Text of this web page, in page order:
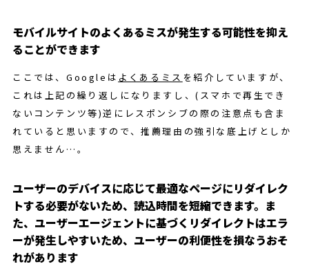
モバイルサイトのよくあるミスが発生する可能性を抑え
ることができます
ここでは、Googleは よくあるミス を紹介していますが、
これは上記の繰り返しになりますし、(スマホで再生でき
ないコンテンツ等)逆にレスポンシブの際の注意点も含ま
れていると思いますので、推薦理由の強引な底上げとしか
思えません…。
ユーザーのデバイスに応じて最適なページにリダイレク
トする必要がないため、読込時間を短縮できます。ま
た、ユーザーエージェントに基づくリダイレクトはエラ
ーが発生しやすいため、ユーザーの利便性を損なうおそ
れがあります